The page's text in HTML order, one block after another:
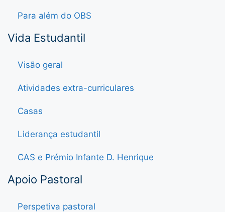
Para além do OBS
Vida Estudantil
Visão geral
Atividades extra-curriculares
Casas
Liderança estudantil
CAS e Prémio Infante D. Henrique
Apoio Pastoral
Perspetiva pastoral